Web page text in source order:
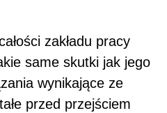
zakładu pracy
same skutki jak jego
wynikające ze
przed przejściem